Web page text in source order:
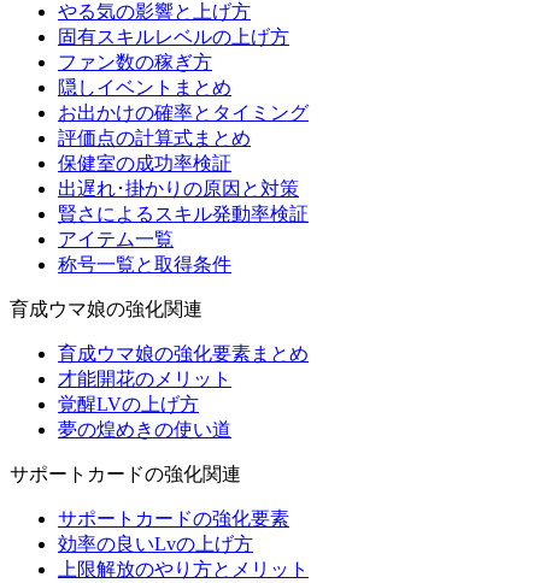
やる気の影響と上げ方
固有スキルレベルの上げ方
ファン数の稼ぎ方
隠しイベントまとめ
お出かけの確率とタイミング
評価点の計算式まとめ
保健室の成功率検証
出遅れ･掛かりの原因と対策
賢さによるスキル発動率検証
アイテム一覧
称号一覧と取得条件
育成ウマ娘の強化関連
育成ウマ娘の強化要素まとめ
才能開花のメリット
覚醒LVの上げ方
夢の煌めきの使い道
サポートカードの強化関連
サポートカードの強化要素
効率の良いLvの上げ方
上限解放のやり方とメリット